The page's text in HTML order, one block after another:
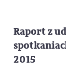
Raport z
2015